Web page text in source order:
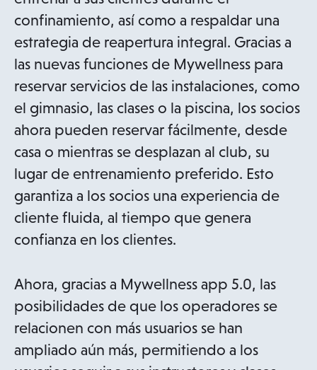
confinamiento, así como a respaldar una
estrategia de reapertura integral. Gracias a
las nuevas funciones de Mywellness para
reservar servicios de las instalaciones, como
el gimnasio, las clases o la piscina, los socios
ahora pueden reservar fácilmente, desde
casa o mientras se desplazan al club, su
lugar de entrenamiento preferido. Esto
garantiza a los socios una experiencia de
cliente fluida, al tiempo que genera
confianza en los clientes.
Ahora, gracias a Mywellness app 5.0, las
posibilidades de que los operadores se
relacionen con más usuarios se han
ampliado aún más, permitiendo a los